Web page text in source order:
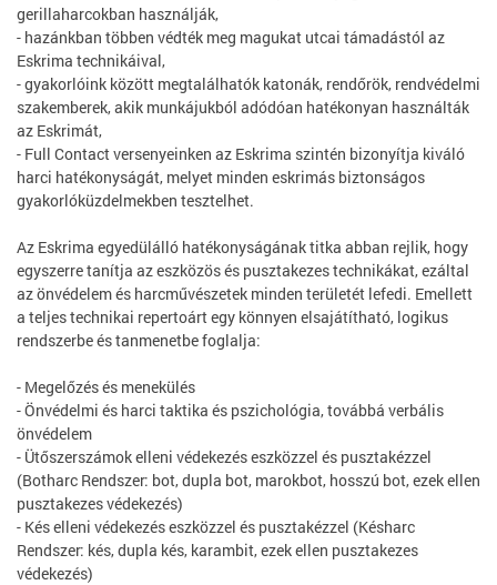
gerillaharcokban használják,
- hazánkban többen védték meg magukat utcai támadástól az
Eskrima technikáival,
- gyakorlóink között megtalálhatók katonák, rendőrök, rendvédelmi
szakemberek, akik munkájukból adódóan hatékonyan használták
az Eskrimát,
- Full Contact versenyeinken az Eskrima szintén bizonyítja kiváló
harci hatékonyságát, melyet minden eskrimás biztonságos
gyakorlóküzdelmekben tesztelhet.
Az Eskrima egyedülálló hatékonyságának titka abban rejlik, hogy
egyszerre tanítja az eszközös és pusztakezes technikákat, ezáltal
az önvédelem és harcművészetek minden területét lefedi. Emellett
a teljes technikai repertoárt egy könnyen elsajátítható, logikus
rendszerbe és tanmenetbe foglalja:
- Megelőzés és menekülés
- Önvédelmi és harci taktika és pszichológia, továbbá verbális
önvédelem
- Ütőszerszámok elleni védekezés eszközzel és pusztakézzel
(Botharc Rendszer: bot, dupla bot, marokbot, hosszú bot, ezek ellen
pusztakezes védekezés)
- Kés elleni védekezés eszközzel és pusztakézzel (Késharc
Rendszer: kés, dupla kés, karambit, ezek ellen pusztakezes
védekezés)